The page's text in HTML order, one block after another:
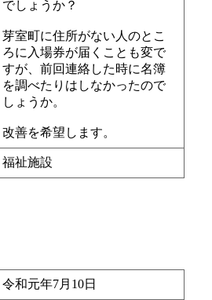
でしょうか？
芽室町に住所がない人のとこ
ろに入場券が届くことも変で
すが、前回連絡した時に名簿
を調べたりはしなかったので
しょうか。
改善を希望します。
福祉施設
令和元年7月10日